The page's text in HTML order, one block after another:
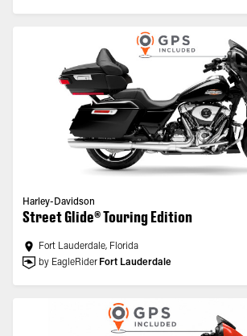
Harley-Davidson
Street Glide® Touring Edition
Fort Lauderdale, Florida
by EagleRider Fort Lauderdale